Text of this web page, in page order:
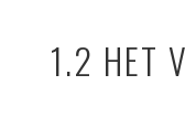
1.2 HET